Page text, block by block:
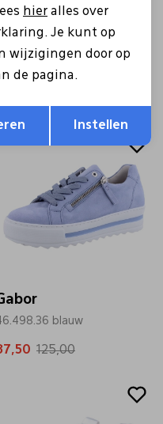
grijs
blauw
125,00
Opslaan
hier alles over
Je kunt op
wijzigingen door op
de pagina.
Instellen